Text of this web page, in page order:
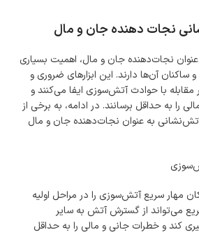
نجات ‌دهنده جان و مال
نجات‌دهنده جان و مال، اهمیت بسیاری
آن‌ها دارند. این ابزارهای ضروری و
با حوادث آتش‌سوزی ایفا می‌کنند و
را به حداقل برسانند. در ادامه، به برخی از
به عنوان نجات‌دهنده جان و مال
مهار سریع آتش‌سوزی را در مراحل اولیه
می‌تواند از گسترش آتش به سایر
کند و خطرات جانی و مالی را به حداقل